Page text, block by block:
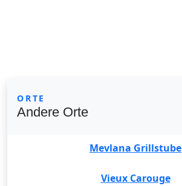
ORTE
Andere Orte
Mevlana Grillstube
Vieux Carouge